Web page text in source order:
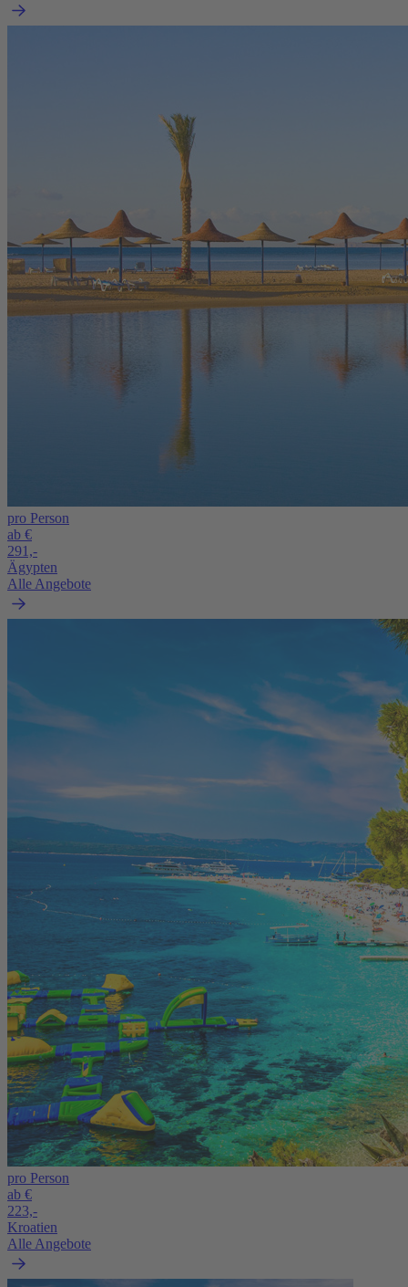
pro Person
ab €
291,-
Ägypten
Alle Angebote
pro Person
ab €
223,-
Kroatien
Alle Angebote